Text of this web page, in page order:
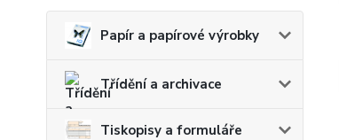
Papír a papírové výrobky
Třídění a archivace
Tiskopisy a formuláře